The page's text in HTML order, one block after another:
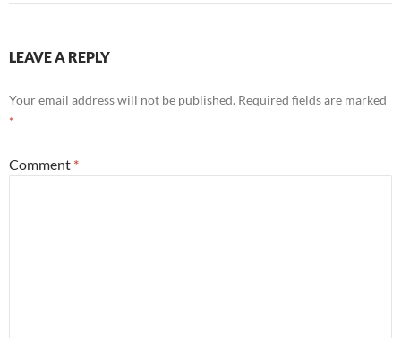
LEAVE A REPLY
Your email address will not be published. Required fields are marked
*
Comment *